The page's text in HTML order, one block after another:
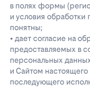
в полях формы
и условия
понятны;
• дает согласие на
предоставляемых в
персональных
и Сайтом настоящего
последующего